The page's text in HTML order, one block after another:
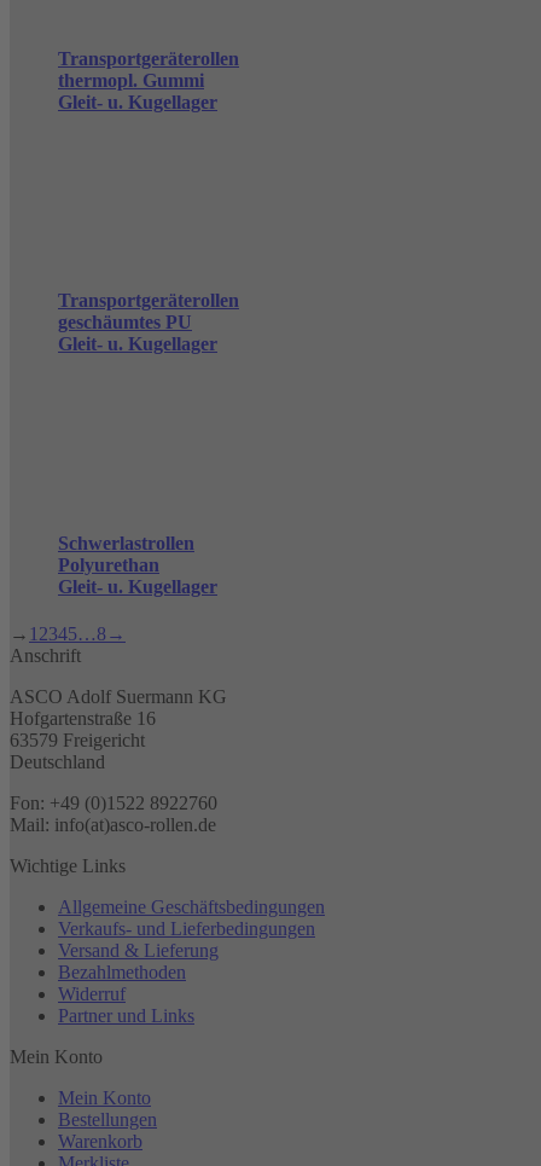
Transportgeräterollen
thermopl. Gummi
Gleit- u. Kugellager
Transportgeräterollen
geschäumtes PU
Gleit- u. Kugellager
Schwerlastrollen
Polyurethan
Gleit- u. Kugellager
→ 1 2345…8 →
Anschrift
ASCO Adolf Suermann KG
Hofgartenstraße 16
63579 Freigericht
Deutschland
Fon: +49 (0)1522 8922760
Mail: info(at)asco-rollen.de
Wichtige Links
Allgemeine Geschäftsbedingungen
Verkaufs- und Lieferbedingungen
Versand & Lieferung
Bezahlmethoden
Widerruf
Partner und Links
Mein Konto
Mein Konto
Bestellungen
Warenkorb